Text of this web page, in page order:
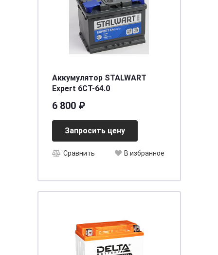
Аккумулятор STALWART
Expert 6СТ-64.0
6 800 ₽
Запросить цену
Сравнить В избранное